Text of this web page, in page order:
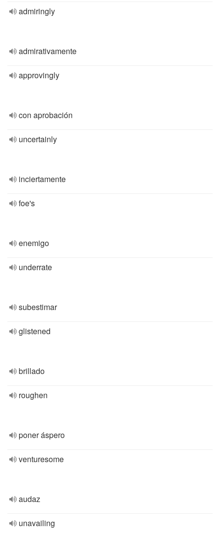
admiringly
admirativamente
approvingly
con aprobación
uncertainly
inciertamente
foe's
enemigo
underrate
subestimar
glistened
brillado
roughen
poner áspero
venturesome
audaz
unavailing